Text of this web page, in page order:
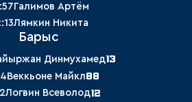
Галимов Артём
Лямкин Никита
Барыс
Динмухамед13
Веккьоне Майкл88
Логвин Всеволод12